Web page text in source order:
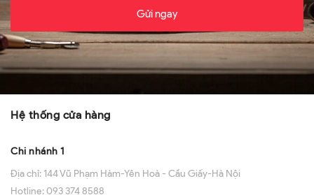
Gửi ngay
Hệ thống cửa hàng
Chi nhánh 1
Địa chỉ: 144 Vũ Phạm Hàm-Yên Hoà - Cầu Giấy-Hà Nội
Hotline:093 374 8588